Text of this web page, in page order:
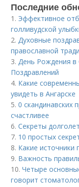
Последние
1. Эффективное
голливудской
2.Духовные
православной
3.День Рождения в
Поздравлений
4. Какие
увидеть в Ангарске
5.0 скандинавских
счастливее
6.Секреты
7. 10 простых
8. Какие
9. Важность
10.Четыре
говорит